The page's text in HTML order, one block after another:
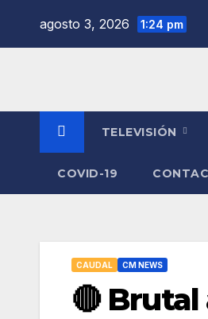
agosto 3, 2026 1:24 pm
TELEVISIÓN
COVID-19
CAUDAL CM NEWS
🔴